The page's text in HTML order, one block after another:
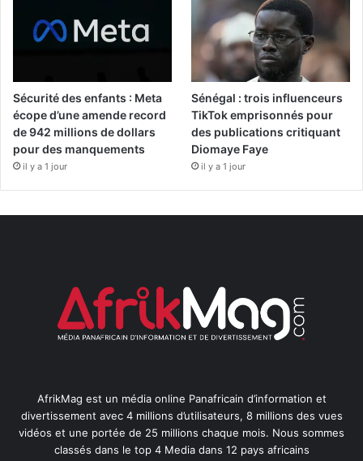
Sécurité des enfants : Meta
écope d’une amende record
de 942 millions de dollars
pour des manquements
il y a 1 jour
Sénégal : trois influenceurs
TikTok emprisonnés pour
des publications critiquant
Diomaye Faye
il y a 1 jour
AfrikMag est un média online Panafricain d’information et
divertissement avec 4 millions d’utilisateurs, 8 millions des vues
vidéos et une portée de 25 millions chaque mois. Nous sommes
classés dans le top 4 Media dans 12 pays africains